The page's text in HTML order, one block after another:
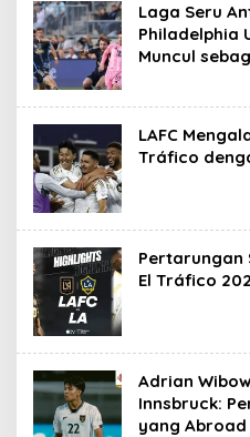
Laga Seru
Philadelphia
Muncul
LAFC
Tráfico
Pertarungan
El Tráfico
Adrian
Innsbruck:
yang Abroad